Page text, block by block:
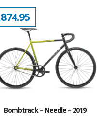
Bombtrack – Needle – 2019